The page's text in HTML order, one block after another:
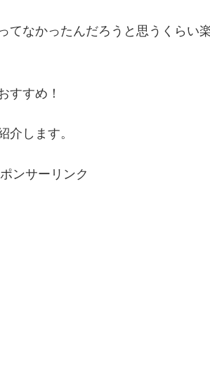
てなかったんだろうと思うくらい
すすめ！
介します。
ンサーリンク